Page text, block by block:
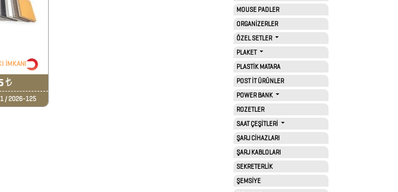
₺
/ 2026-125
İMKANI
MOUSE PADLER
ORGANİZERLER
ÖZEL SETLER
PLAKET
PLASTİK MATARA
POST İT ÜRÜNLER
POWER BANK
ROZETLER
SAAT ÇEŞİTLERİ
ŞARJ CİHAZLARI
ŞARJ KABLOLARI
SEKRETERLİK
ŞEMSİYE